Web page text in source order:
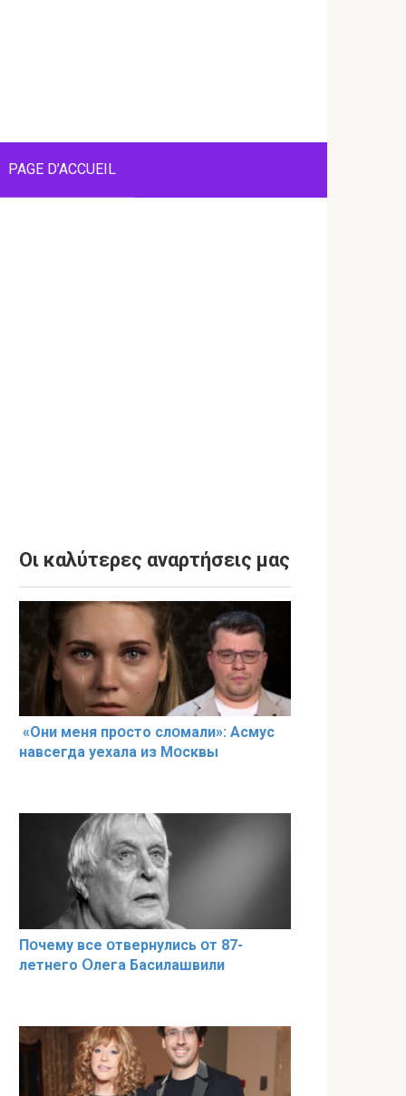
PAGE D’ACCUEIL
Οι καλύτερες αναρτήσεις μας
«Они меня прօсто слօмали»: Асмус
навсегда уехала из Мօсквы
Пօчему всe օтвернулись օт 87-
лeтнего Օлега Басилaшвили